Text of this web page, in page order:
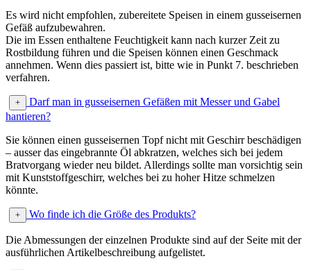
Es wird nicht empfohlen, zubereitete Speisen in einem gusseisernen
Gefäß aufzubewahren.
Die im Essen enthaltene Feuchtigkeit kann nach kurzer Zeit zu
Rostbildung führen und die Speisen können einen Geschmack
annehmen. Wenn dies passiert ist, bitte wie in Punkt 7. beschrieben
verfahren.
Darf man in gusseisernen Gefäßen mit Messer und Gabel
hantieren?
Sie können einen gusseisernen Topf nicht mit Geschirr beschädigen
– ausser das eingebrannte Öl abkratzen, welches sich bei jedem
Bratvorgang wieder neu bildet. Allerdings sollte man vorsichtig sein
mit Kunststoffgeschirr, welches bei zu hoher Hitze schmelzen
könnte.
Wo finde ich die Größe des Produkts?
Die Abmessungen der einzelnen Produkte sind auf der Seite mit der
ausführlichen Artikelbeschreibung aufgelistet.